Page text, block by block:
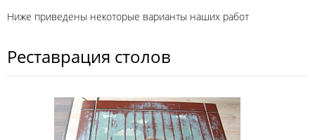
Ниже приведены некоторые варианты наших работ
Реставрация столов